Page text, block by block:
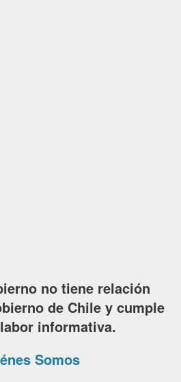
no tiene relación
de Chile y cumple
informativa.
Somos